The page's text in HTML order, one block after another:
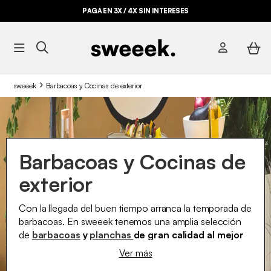
PAGA EN 3X / 4X SIN INTERESES
sweeek Barbacoas y Cocinas de exterior
Barbacoas y Cocinas de
exterior
Con la llegada del buen tiempo arranca la temporada de
barbacoas. En sweeek tenemos una amplia selección
de barbacoas y planchas de gran calidad al mejor
con las que podrás deleitar a tu familia y amigos.
Si te gustan las barbacoas tradicionales, las
Ver más